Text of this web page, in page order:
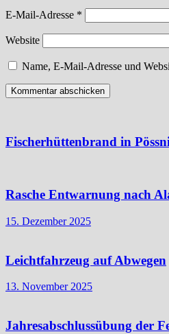
E-Mail-Adresse *
Website
Name, E-Mail-Adresse und
Fischerhüttenbrand in
Rasche Entwarnung nach
15. Dezember 2025
Leichtfahrzeug auf Abwegen
13. November 2025
Jahresabschlussübung der